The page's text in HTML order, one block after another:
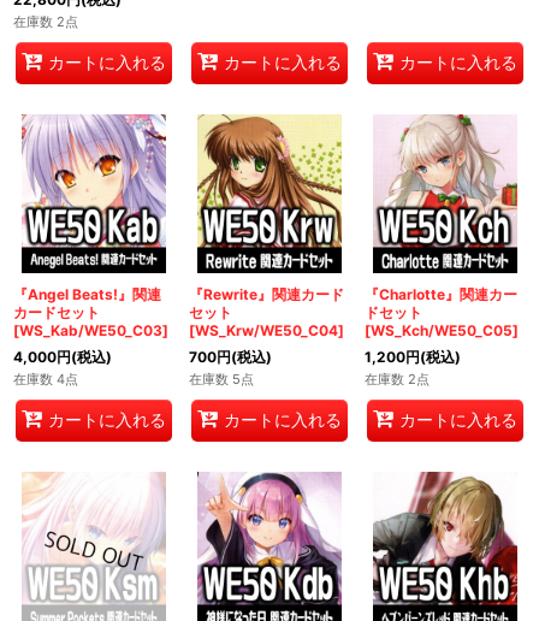
在庫数 2点
カートに入れる カートに入れる カートに入れる
『Angel Beats!』関連
カードセット
[WS_Kab/WE50_C03]
4,000円(税込)
在庫数 4点
カートに入れる
『Rewrite』関連カード
セット
[WS_Krw/WE50_C04]
700円(税込)
在庫数 5点
カートに入れる
『Charlotte』関連カー
ドセット
[WS_Kch/WE50_C05]
1,200円(税込)
在庫数 2点
カートに入れる